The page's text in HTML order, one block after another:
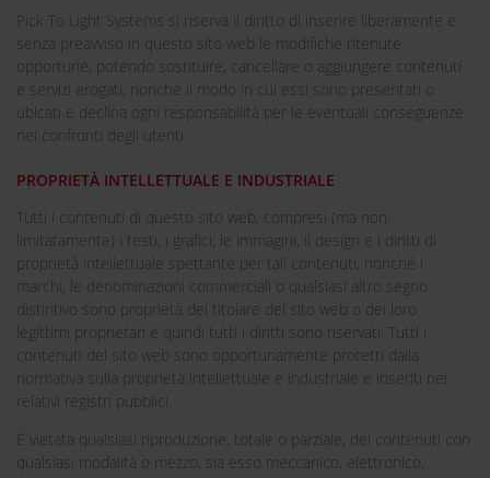
Pick To Light Systems si riserva il diritto di inserire liberamente e
senza preavviso in questo sito web le modifiche ritenute
opportune, potendo sostituire, cancellare o aggiungere contenuti
e servizi erogati, nonché il modo in cui essi sono presentati o
ubicati e declina ogni responsabilità per le eventuali conseguenze
nei confronti degli utenti.
PROPRIETÀ INTELLETTUALE E INDUSTRIALE
Tutti i contenuti di questo sito web, compresi (ma non
limitatamente) i testi, i grafici, le immagini, il design e i diritti di
proprietà intellettuale spettante per tali contenuti, nonché i
marchi, le denominazioni commerciali o qualsiasi altro segno
distintivo sono proprietà del titolare del sito web o dei loro
legittimi proprietari e quindi tutti i diritti sono riservati. Tutti i
contenuti del sito web sono opportunamente protetti dalla
normativa sulla proprietà intellettuale e industriale e inseriti nei
relativi registri pubblici.
È vietata qualsiasi riproduzione, totale o parziale, dei contenuti con
qualsiasi modalità o mezzo, sia esso meccanico, elettronico,